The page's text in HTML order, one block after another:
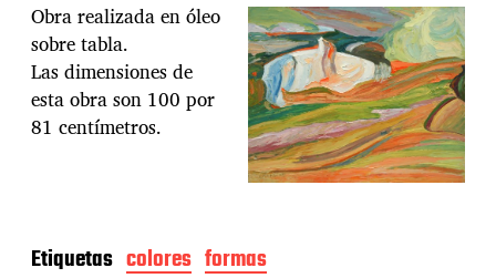
Obra realizada en óleo
sobre tabla.
Las dimensiones de
esta obra son 100 por
81 centímetros.
Etiquetas colores formas